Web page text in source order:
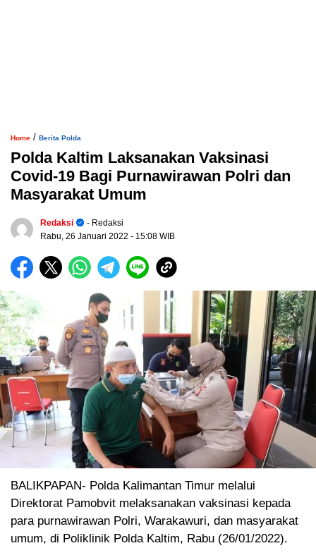
Home / Berita Polda
Polda Kaltim Laksanakan Vaksinasi
Covid-19 Bagi Purnawirawan Polri dan
Masyarakat Umum
Redaksi
- Redaksi
Rabu, 26 Januari 2022 - 15:08 WIB
BALIKPAPAN- Polda Kalimantan Timur melalui
Direktorat Pamobvit melaksanakan vaksinasi kepada
para purnawirawan Polri, Warakawuri, dan masyarakat
umum, di Poliklinik Polda Kaltim, Rabu (26/01/2022).